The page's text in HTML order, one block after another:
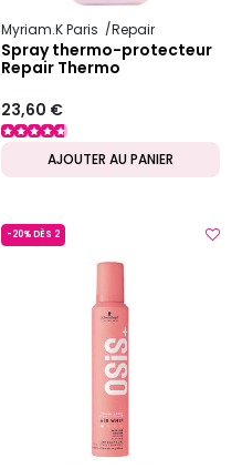
Myriam.K Paris Repair
Spray thermo-protecteur
Repair Thermo
23,60 €
AJOUTER AU PANIER
-20% DÈS 2